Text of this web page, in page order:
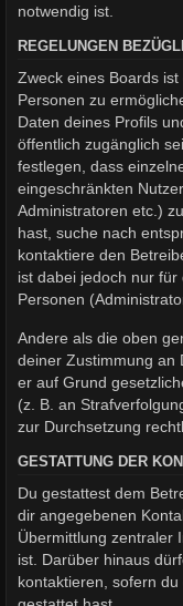
notwendig ist.
REGELUNGEN
Zweck eines Boards
Personen zu
Daten deines Profils
öffentlich zugänglich
festlegen, dass
eingeschränkten
Administratoren etc.)
hast, suche nach
kontaktiere den
ist dabei jedoch nur
Personen
Andere als die oben
deiner Zustimmung an
er auf Grund
(z. B. an
zur Durchsetzung
GESTATTUNG DER
Du gestattest dem
dir angegebenen
Übermittlung zentraler
ist. Darüber hinaus
kontaktieren, sofern